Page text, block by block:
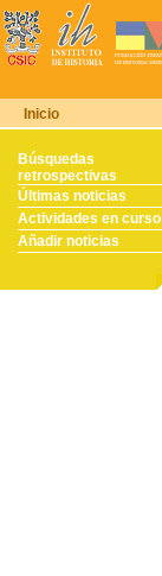
Inicio
Búsquedas
retrospectivas
Últimas noticias
Actividades en curso
Añadir noticias